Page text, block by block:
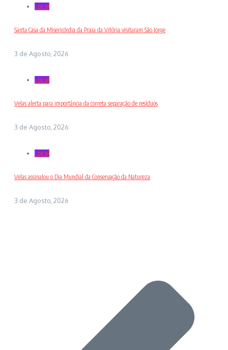
Local
Santa Casa da Misericórdia da Praia da Vitória visitaram São Jorge
3 de Agosto, 2026
Local
Velas alerta para importância da correta separação de resíduos
3 de Agosto, 2026
Local
Velas assinalou o Dia Mundial da Conservação da Natureza
3 de Agosto, 2026